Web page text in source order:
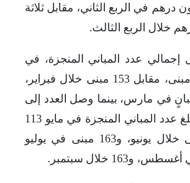
مليارات و526 مليون درهم في الربع الثاني، مقابل ثلاثة
عدد المباني المنجزة، في
يناير الماضي إلى 146 مبنى، مقابل 153 مبنى خلال فبراير،
العدد إلى 205 مبانٍ في مارس، بينما وصل العدد إلى
158 مبنى في أبريل. وبلغ عدد المباني المنجزة في مايو 113
مبنى، مقابل 168 مبنى خلال يونيو، و163 مبنى في يوليو